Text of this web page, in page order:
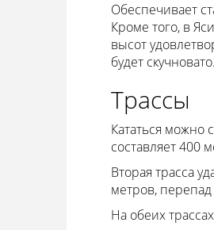
Обеспечивает
Кроме того, в
высот
будет скучновато.
Трассы
Кататься можно
составляет 400
Вторая трасса
метров, перепад
На обеих